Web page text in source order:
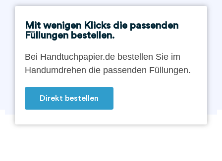
Mit wenigen Klicks die passenden
Füllungen bestellen.
Bei Handtuchpapier.de bestellen Sie im
Handumdrehen die passenden Füllungen.
Direkt bestellen